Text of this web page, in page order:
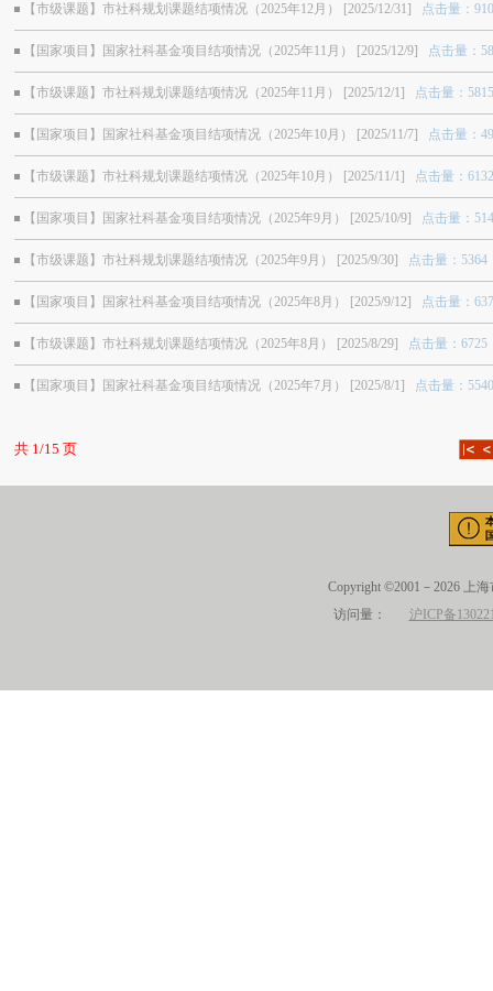
【市级课题】市社科规划课题结项情况（2025年12月） [2025/12/31] 点击量：
【国家项目】国家社科基金项目结项情况（2025年11月） [2025/12/9] 点击量：
【市级课题】市社科规划课题结项情况（2025年11月） [2025/12/1] 点击量：
【国家项目】国家社科基金项目结项情况（2025年10月） [2025/11/7] 点击量：
【市级课题】市社科规划课题结项情况（2025年10月） [2025/11/1] 点击量：
【国家项目】国家社科基金项目结项情况（2025年9月） [2025/10/9] 点击量：
【市级课题】市社科规划课题结项情况（2025年9月） [2025/9/30] 点击量：5364
【国家项目】国家社科基金项目结项情况（2025年8月） [2025/9/12] 点击量：
【市级课题】市社科规划课题结项情况（2025年8月） [2025/8/29] 点击量：6725
【国家项目】国家社科基金项目结项情况（2025年7月） [2025/8/1] 点击量：
共 1/15 页
Copyright ©2001－2026 上
访问量： 沪ICP备